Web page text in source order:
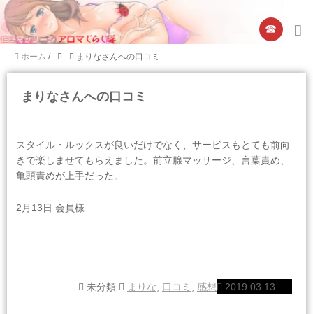
☎︎
ホーム / まりなさんへの口コミ
まりなさんへの口コミ
スタイル・ルックスが良いだけでなく、サービスもとても前向
きで楽しませてもらえました。前立腺マッサージ、言葉責め、
亀頭責めが上手だった。
2月13日 会員様
2019.03.13
未分類 まりな 口コミ 感想